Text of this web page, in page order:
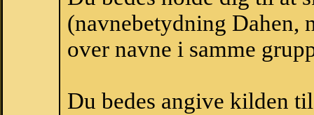
(navnebetydning Dahen,
over navne i samme
Du bedes angive kilden